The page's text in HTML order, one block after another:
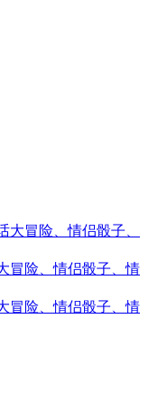
冒险、情侣骰子、情
冒险、情侣骰子、情